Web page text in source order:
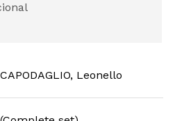
CAPODAGLIO, Leonello